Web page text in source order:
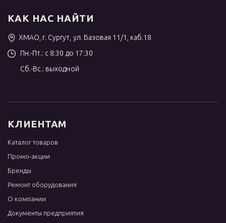
КАК НАС НАЙТИ
ХМАО, г. Сургут, ул. Базовая 11/1, каб.18
Пн.-Пт.: с 8:30 до 17:30
Сб.-Вс.: выходной
КЛИЕНТАМ
Каталог товаров
Промо-акции
Бренды
Ремонт оборудования
О компании
Документы предприятия